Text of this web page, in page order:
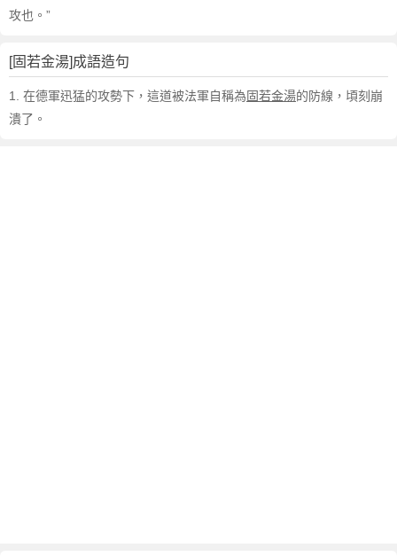
語
事
英
文
攻也。”
[固若金湯]成語造句
1. 在德軍迅猛的攻勢下，這道被法軍自稱為固若金湯的防線，頃刻崩
潰了。